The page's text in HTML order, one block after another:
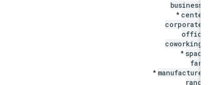
business
center
*
corporate
office
coworking
space
*
manufacturer
*
ranch